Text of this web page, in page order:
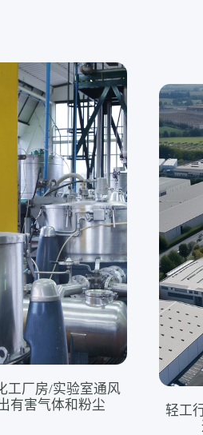
工厂房/实验室通风
有害气体和粉尘
轻工